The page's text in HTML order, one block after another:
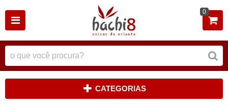
0
CATEGORIAS